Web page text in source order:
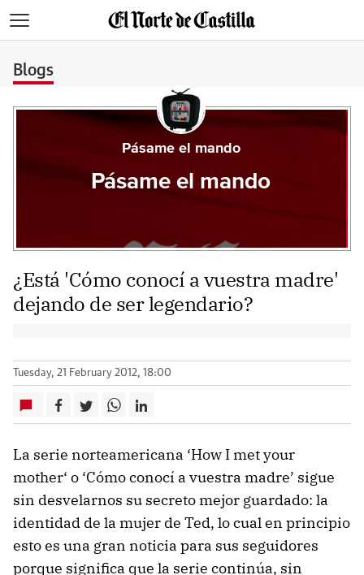
Blogs
Pásame el mando
Pásame el mando
¿Está 'Cómo conocí a vuestra madre'
dejando de ser legendario?
Tuesday, 21 February 2012, 18:00
La serie norteamericana ‘How I met your
mother‘ o ‘Cómo conocí a vuestra madre’ sigue
sin desvelarnos su secreto mejor guardado: la
identidad de la mujer de Ted, lo cual en principio
esto es una gran noticia para sus seguidores
porque significa que la serie continúa, sin